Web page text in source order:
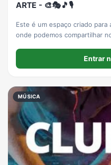
ARTE - 🎨🎭🎵🎙️
Este é um espaço criado
onde podemos compartilhar
de cada criação. Queremos
diferentes formas de enxergar
Entrar
MÚSICA